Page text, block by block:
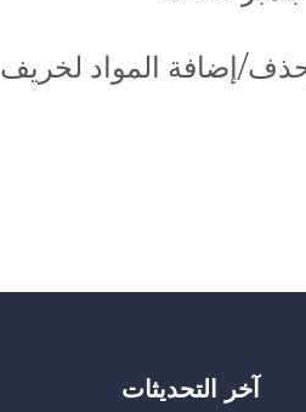
إضافة المواد لخريف 2023
آخر التحديثات